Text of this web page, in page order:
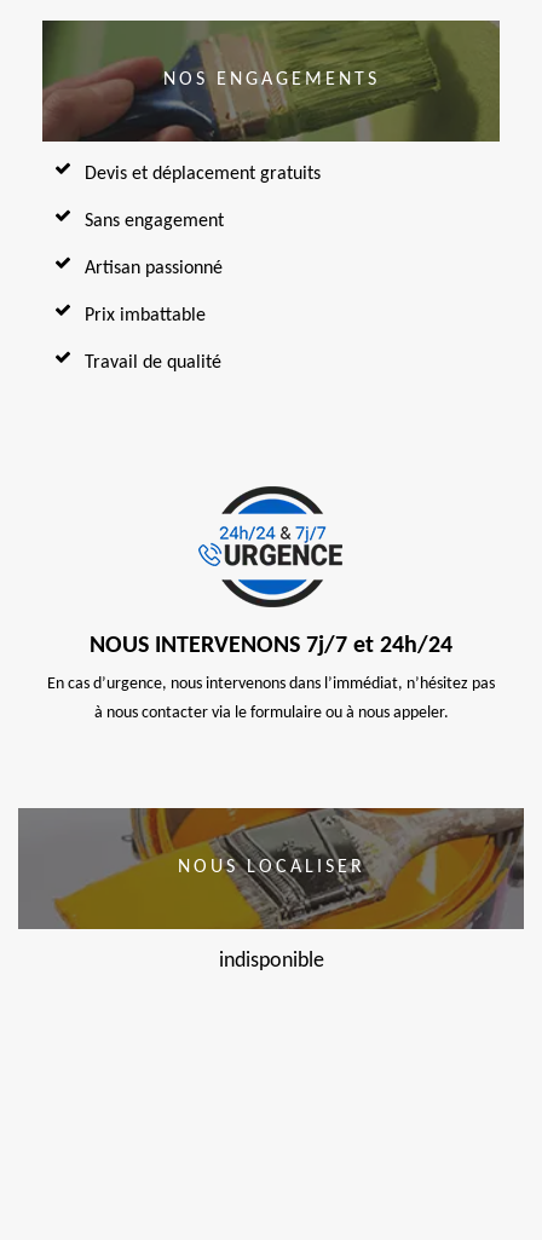
NOS ENGAGEMENTS
Devis et déplacement gratuits
Sans engagement
Artisan passionné
Prix imbattable
Travail de qualité
NOUS INTERVENONS 7j/7 et 24h/24
En cas d’urgence, nous intervenons dans l’immédiat, n’hésitez pas
à nous contacter via le formulaire ou à nous appeler.
NOUS LOCALISER
indisponible